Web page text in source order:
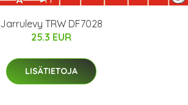
Jarrulevy TRW DF7028
25.3 EUR
LISÄTIETOJA